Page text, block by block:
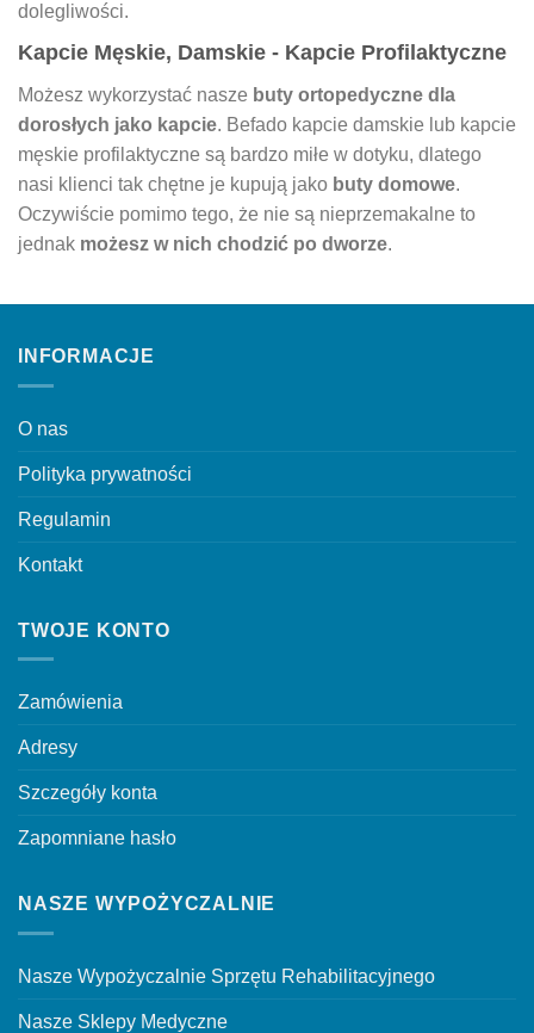
dolegliwości.
Kapcie Męskie, Damskie - Kapcie Profilaktyczne
Możesz wykorzystać nasze buty ortopedyczne dla
dorosłych jako kapcie. Befado kapcie damskie lub kapcie
męskie profilaktyczne są bardzo miłe w dotyku, dlatego
nasi klienci tak chętne je kupują jako buty domowe.
Oczywiście pomimo tego, że nie są nieprzemakalne to
jednak możesz w nich chodzić po dworze.
INFORMACJE
O nas
Polityka prywatności
Regulamin
Kontakt
TWOJE KONTO
Zamówienia
Adresy
Szczegóły konta
Zapomniane hasło
NASZE WYPOŻYCZALNIE
Nasze Wypożyczalnie Sprzętu Rehabilitacyjnego
Nasze Sklepy Medyczne